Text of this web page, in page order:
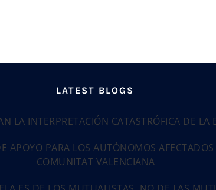
LATEST BLOGS
LA INTERPRETACIÓN CATASTRÓFICA DE LA
APOYO PARA LOS AUTÓNOMOS
COMUNITAT VALENCIANA